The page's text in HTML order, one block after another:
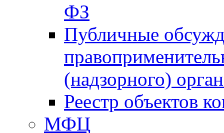
ФЗ
Публичные
(надзорного)
Реестр объектов
МФЦ